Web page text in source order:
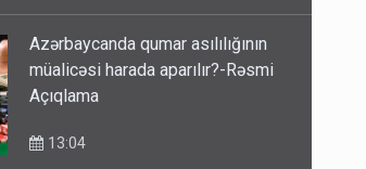
Azərbaycanda qumar asılılığının
müalicəsi harada aparılır?-Rəsmi